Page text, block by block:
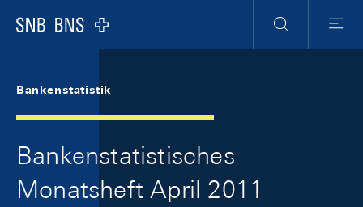
Logo
Suche
Menu
Bankenstatistik
Bankenstatistisches
Monatsheft April 2011